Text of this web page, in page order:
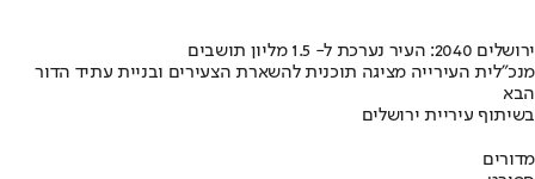
ירושלים 2040: העיר נערכת ל- 1.5 מליון תושבים
מנכ"לית העירייה מציגה תוכנית להשארת הצעירים ובניית עתיד הדור
הבא
בשיתוף עיריית ירושלים
מדורים